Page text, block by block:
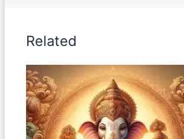
Related